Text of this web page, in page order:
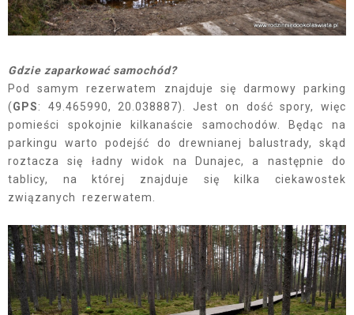
Gdzie zaparkować samochód?
Pod samym rezerwatem znajduje się darmowy parking
(GPS: 49.465990, 20.038887). Jest on dość spory, więc
pomieści spokojnie kilkanaście samochodów. Będąc na
parkingu warto podejść do drewnianej balustrady, skąd
roztacza się ładny widok na Dunajec, a następnie do
tablicy, na której znajduje się kilka ciekawostek
związanych rezerwatem.